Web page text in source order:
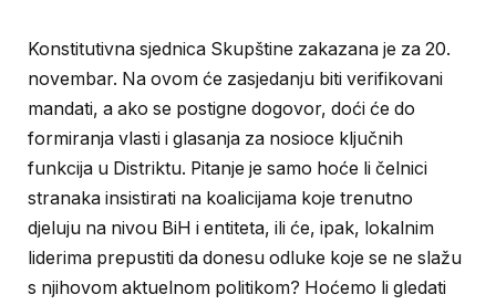
Konstitutivna sjednica Skupštine zakazana je za 20.
novembar. Na ovom će zasjedanju biti verifikovani
mandati, a ako se postigne dogovor, doći će do
formiranja vlasti i glasanja za nosioce ključnih
funkcija u Distriktu. Pitanje je samo hoće li čelnici
stranaka insistirati na koalicijama koje trenutno
djeluju na nivou BiH i entiteta, ili će, ipak, lokalnim
liderima prepustiti da donesu odluke koje se ne slažu
s njihovom aktuelnom politikom? Hoćemo li gledati